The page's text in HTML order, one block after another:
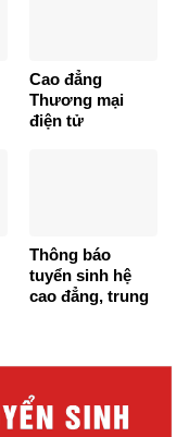
Cao đẳng
Thương mại
điện tử
Thông báo
tuyển sinh hệ
cao đẳng, trung